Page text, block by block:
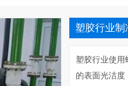
塑胶行业制冷机组
塑胶行业使用螺杆式冷水机组
的表面光洁度，减少塑料制品